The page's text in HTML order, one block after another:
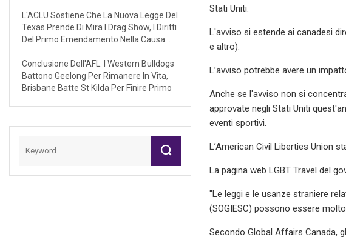
L'ACLU Sostiene Che La Nuova Legge Del
Texas Prende Di Mira I Drag Show, I Diritti
Del Primo Emendamento Nella Causa
Conclusione Dell'AFL: I Western Bulldogs
Battono Geelong Per Rimanere In Vita,
Brisbane Batte St Kilda Per Finire Primo
Stati Uniti.
L'avviso si estende ai canadesi
e altro).
L’avviso potrebbe avere un
Anche se l'avviso non si
approvate negli Stati Uniti
eventi sportivi.
L’American Civil Liberties Union
La pagina web LGBT Travel del
"Le leggi e le usanze straniere
(SOGIESC) possono essere
Secondo Global Affairs Canada,